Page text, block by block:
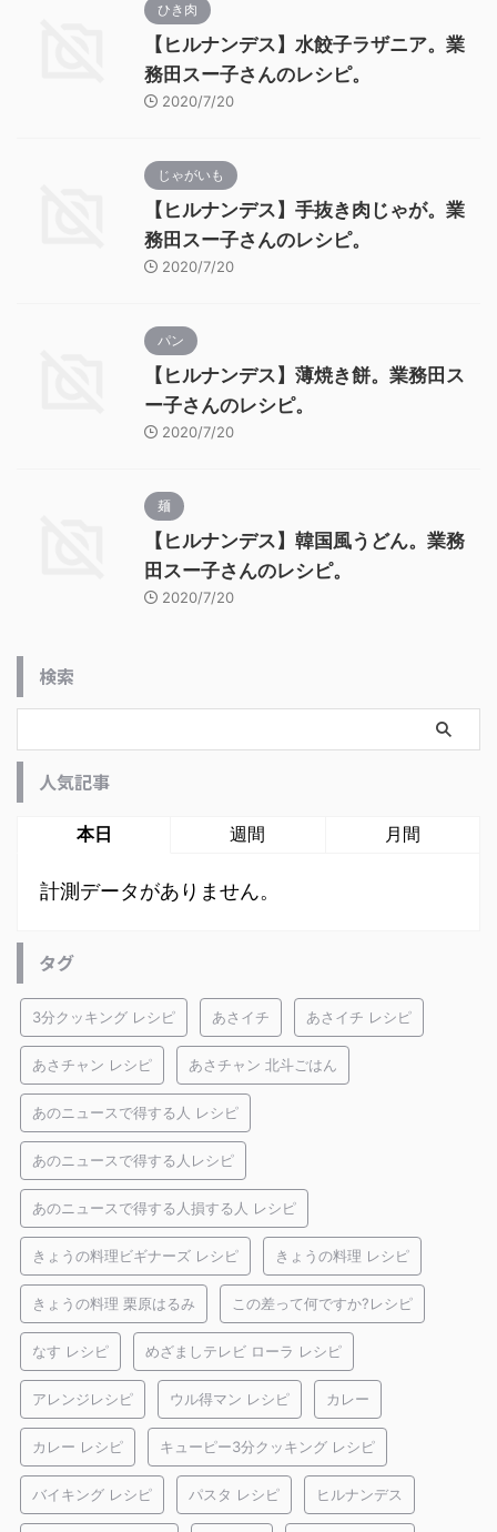
ひき肉
【ヒルナンデス】水餃子ラザニア。業
務田スー子さんのレシピ。
2020/7/20
じゃがいも
【ヒルナンデス】手抜き肉じゃが。業
務田スー子さんのレシピ。
2020/7/20
パン
【ヒルナンデス】薄焼き餅。業務田ス
ー子さんのレシピ。
2020/7/20
麺
【ヒルナンデス】韓国風うどん。業務
田スー子さんのレシピ。
2020/7/20
検索
人気記事
本日 週間 月間
計測データがありません。
タグ
3分クッキング レシピ あさイチ あさイチ レシピ
あさチャン レシピ あさチャン 北斗ごはん
あのニュースで得する人 レシピ
あのニュースで得する人レシピ
あのニュースで得する人損する人 レシピ
きょうの料理ビギナーズ レシピ きょうの料理 レシピ
きょうの料理 栗原はるみ この差って何ですか?レシピ
なす レシピ めざましテレビ ローラ レシピ
アレンジレシピ ウル得マン レシピ カレー
カレー レシピ キューピー3分クッキング レシピ
バイキング レシピ パスタ レシピ ヒルナンデス